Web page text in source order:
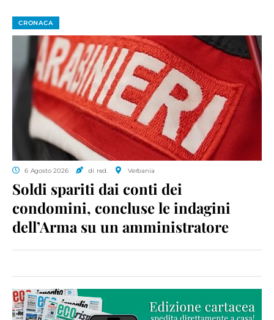
CRONACA
6 Agosto 2026 di red. Verbania
Soldi spariti dai conti dei
condomini, concluse le indagini
dell’Arma su un amministratore